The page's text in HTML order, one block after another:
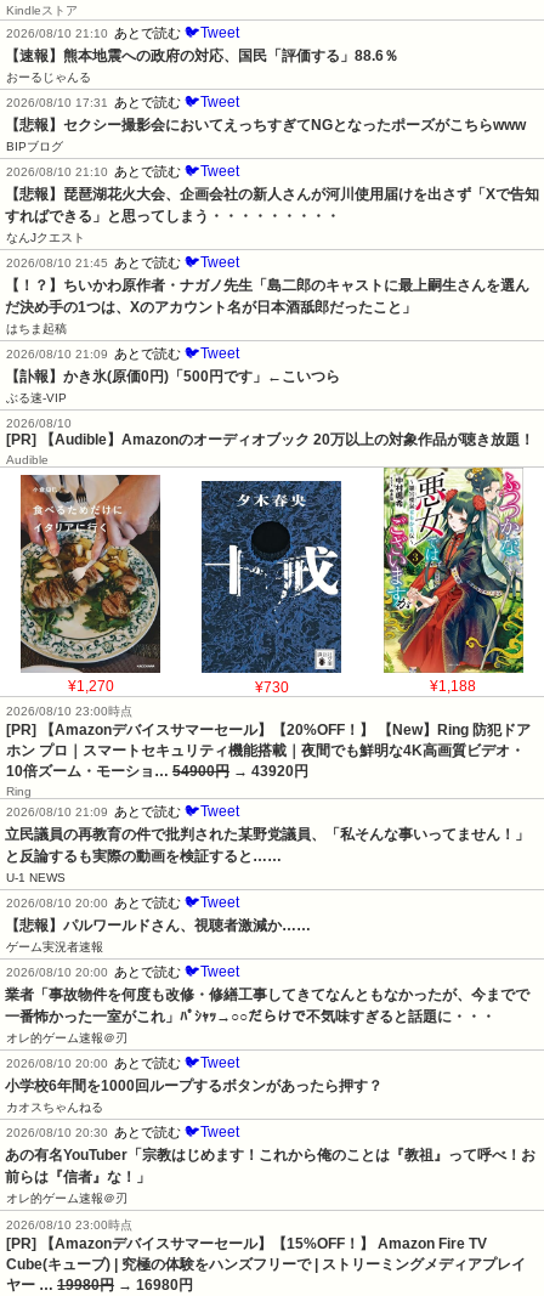
Kindleストア
2026/08/10 21:10
あとで読む 🐦Tweet
【速報】熊本地震への政府の対応、国民「評価する」88.6％
おーるじゃんる
2026/08/10 17:31
あとで読む 🐦Tweet
【悲報】セクシー撮影会においてえっちすぎてNGとなったポーズがこちらwww
BIPブログ
2026/08/10 21:10
あとで読む 🐦Tweet
【悲報】琵琶湖花火大会、企画会社の新人さんが河川使用届けを出さず「Xで告知
すればできる」と思ってしまう・・・・・・・・・
なんJクエスト
2026/08/10 21:45
あとで読む 🐦Tweet
【！？】ちいかわ原作者・ナガノ先生「島二郎のキャストに最上嗣生さんを選ん
だ決め手の1つは、Xのアカウント名が日本酒舐郎だったこと」
はちま起稿
2026/08/10 21:09
あとで読む 🐦Tweet
【訃報】かき氷(原価0円)「500円です」←こいつら
ぶる速-VIP
2026/08/10
[PR] 【Audible】Amazonのオーディオブック 20万以上の対象作品が聴き放題！
Audible
¥1,270 ¥730 ¥1,188
2026/08/10 23:00時点
[PR] 【Amazonデバイスサマーセール】【20%OFF！】 【New】Ring 防犯ドア
ホン プロ｜スマートセキュリティ機能搭載｜夜間でも鮮明な4K高画質ビデオ・
10倍ズーム・モーショ… 54900円 → 43920円
Ring
2026/08/10 21:09
あとで読む 🐦Tweet
立民議員の再教育の件で批判された某野党議員、「私そんな事いってません！」
と反論するも実際の動画を検証すると……
U-1 NEWS
2026/08/10 20:00
あとで読む 🐦Tweet
【悲報】パルワールドさん、視聴者激減か……
ゲーム実況者速報
2026/08/10 20:00
あとで読む 🐦Tweet
業者「事故物件を何度も改修・修繕工事してきてなんともなかったが、今までで
一番怖かった一室がこれ」ﾊﾟｼｬｯ→○○だらけで不気味すぎると話題に・・・
オレ的ゲーム速報＠刃
2026/08/10 20:00
あとで読む 🐦Tweet
小学校6年間を1000回ループするボタンがあったら押す？
カオスちゃんねる
2026/08/10 20:30
あとで読む 🐦Tweet
あの有名YouTuber「宗教はじめます！これから俺のことは『教祖』って呼べ！お
前らは『信者』な！」
オレ的ゲーム速報＠刃
2026/08/10 23:00時点
[PR] 【Amazonデバイスサマーセール】【15%OFF！】 Amazon Fire TV
Cube(キューブ) | 究極の体験をハンズフリーで | ストリーミングメディアプレイ
ヤー … 19980円 → 16980円